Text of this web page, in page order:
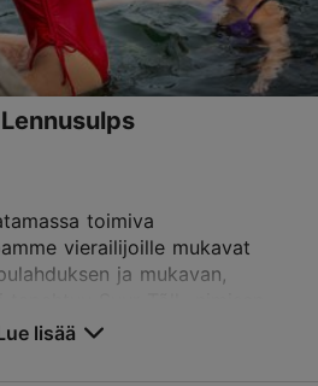
Varaa nyt
toimiva
vierailijoille mukavat
ja mukavan,
lisää